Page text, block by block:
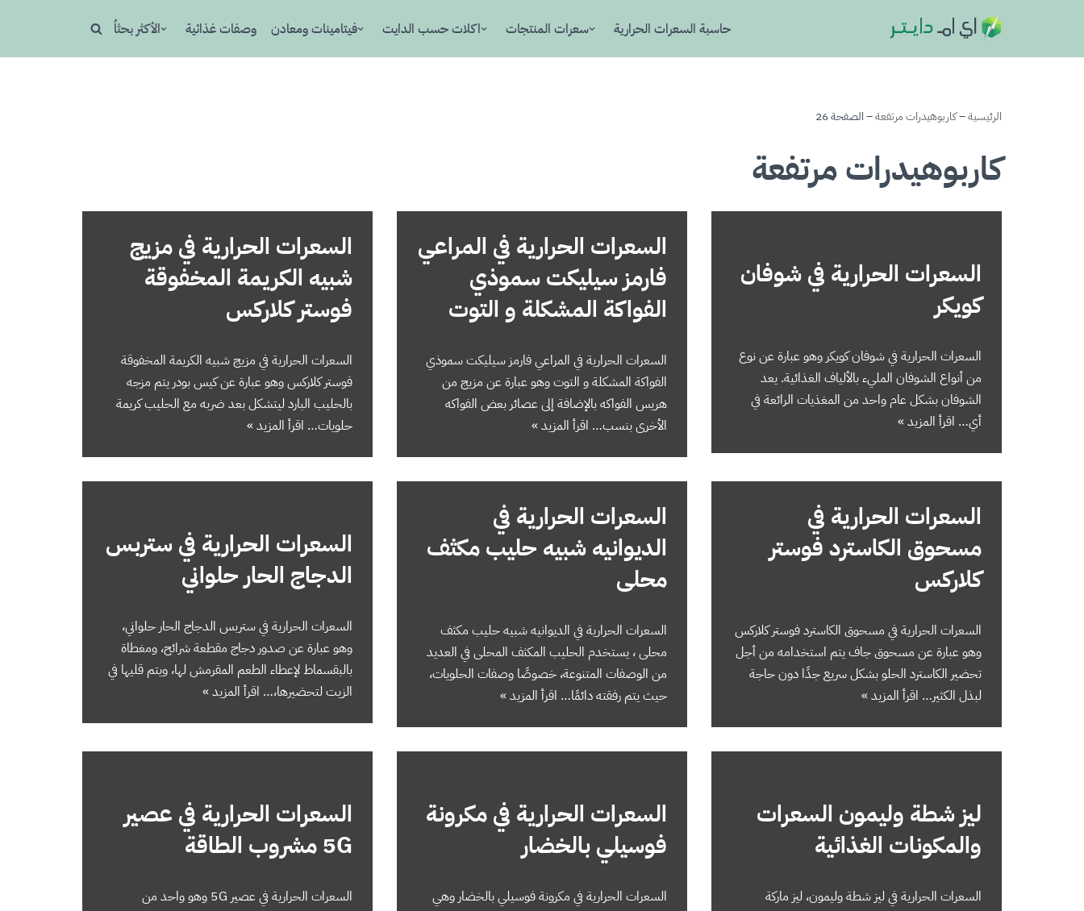
حاسبة السعرات الحرارية سعرات المنتجات اكلات حسب الدايت فيتامينات ومعادن وصفات غذائية الأكثر بحثاُ
الرئيسية–كاربوهيدرات مرتفعة–الصفحة 26
كاربوهيدرات مرتفعة
السعرات الحرارية في شوفان
كويكر
السعرات الحرارية في شوفان كويكر وهو عبارة عن نوع
من أنواع الشوفان المليء بالألياف الغذائية. يعد
الشوفان بشكل عام واحد من المغذيات الرائعة في
أي… اقرأ المزيد »
السعرات الحرارية في المراعي
فارمز سيليكت سموذي
الفواكة المشكلة و التوت
السعرات الحرارية في المراعي فارمز سيليكت سموذي
الفواكة المشكلة و التوت وهو عبارة عن مزيج من
هريس الفواكه بالإضافة إلى عصائر بعض الفواكه
الأخرى بنسب… اقرأ المزيد »
السعرات الحرارية في مزيج
شبيه الكريمة المخفوقة
‬‬فوستر كلاركس
السعرات الحرارية في مزيج شبيه الكريمة المخفوقة‬
فوستر كلاركس ‬وهو عبارة عن كيس بودر يتم مزجه
بالحليب البارد ليتشكل بعد ضربه مع الحليب كريمة
حلويات… اقرأ المزيد »
السعرات الحرارية في
مسحوق الكاسترد فوستر
كلاركس
السعرات الحرارية في مسحوق الكاسترد فوستر كلاركس
وهو عبارة عن مسحوق جاف يتم استخدامه من أجل
تحضير الكاسترد الحلو بشكل سريع جدًا دون حاجة
لبذل الكثير… اقرأ المزيد »
السعرات الحرارية في
الديوانيه شبيه حليب مكثف
محلى
السعرات الحرارية في الديوانيه شبيه حليب مكثف
محلى ، يستخدم الحليب المكثف المحلى في العديد
من الوصفات المتنوعة، خصوصًا وصفات الحلويات،
حيث يتم رفقته دائمًا… اقرأ المزيد »
السعرات الحرارية في ستربس
الدجاج الحار حلواني
السعرات الحرارية في ستربس الدجاج الحار حلواني،
وهو عبارة عن صدور دجاج مقطعة شرائح، ومغطاة
بالبقسماط لإعطاء الطعم المقرمش لها، ويتم قليها في
الزيت لتحضيرها،… اقرأ المزيد »
ليز شطة وليمون السعرات
والمكونات الغذائية
السعرات الحرارية في ليز شطة وليمون، ليز ماركة
السعرات الحرارية في مكرونة
فوسيلي بالخضار
السعرات الحرارية في مكرونة فوسيلي بالخضار وهي
السعرات الحرارية في عصير
5G مشروب الطاقة
السعرات الحرارية في عصير 5G وهو واحد من